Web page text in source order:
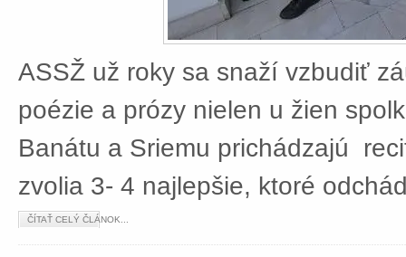
ASSŽ už roky sa snaží vzbudiť
poézie a prózy nielen u žien
Banátu a Sriemu prichádzajú
zvolia 3- 4 najlepšie, ktoré
ČÍTAŤ CELÝ ČLÁNOK...